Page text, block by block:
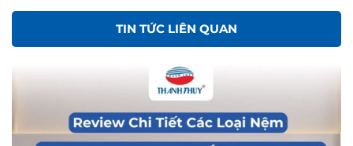
TIN TỨC LIÊN QUAN